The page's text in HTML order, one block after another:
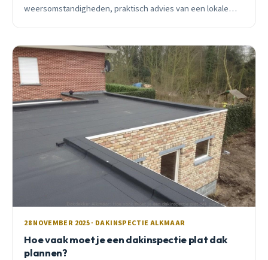
weersomstandigheden, praktisch advies van een lokale
28 NOVEMBER 2025 · DAKINSPECTIE ALKMAAR
Hoe vaak moet je een dakinspectie plat dak
plannen?